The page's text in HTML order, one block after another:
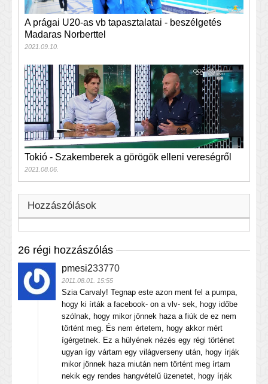
A prágai U20-as vb tapasztalatai - beszélgetés
Madaras Norberttel
2021.09.10.
Tokió - Szakemberek a görögök elleni vereségről
2021.08.06.
Hozzászólások
26 régi hozzászólás
pmesi233770
2011.08.01. 15:55
Szia Carvaly! Tegnap este azon ment fel a pumpa,
hogy ki írták a facebook- on a vlv- sek, hogy időbe
szólnak, hogy mikor jönnek haza a fiúk de ez nem
történt meg. És nem értetem, hogy akkor mért
ígérgetnek. Ez a hülyének nézés egy régi történet
ugyan így vártam egy világverseny után, hogy írják
mikor jönnek haza miután nem történt meg írtam
nekik egy rendes hangvételű üzenetet, hogy írják